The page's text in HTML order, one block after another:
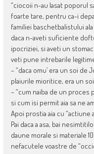
“ciocoii n-au lasat poporul
foarte tare, pentru ca-i
familiei baschetbalistului
daca n-aveti suficiente
ipocriziei, si aveti un
veti pune intrebarile
– “daca omu’ era un soi de
plaiurile mioritice, era un
– “cum naiba de un
si cum isi permit aia sa ne
Apoi prostia aia cu “actiune
Pai daca a asa, bai
daune morale si materiale
nefacutele voastre de